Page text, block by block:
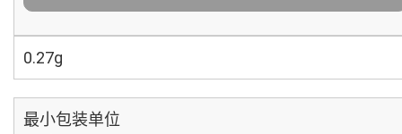
0.27g
最小包装单位